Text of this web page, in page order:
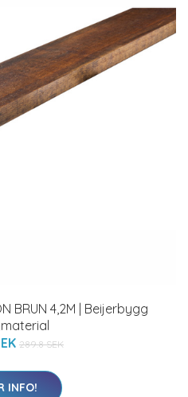
BRUN 4,2M | Beijerbygg
289.8 SEK
INFO!